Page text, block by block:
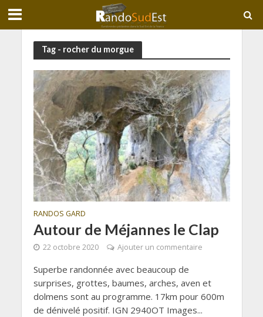
Tag - rocher du morgue
RANDOS GARD
Autour de Méjannes le Clap
22 octobre 2020 Ajouter un commentaire
Superbe randonnée avec beaucoup de
surprises, grottes, baumes, arches, aven et
dolmens sont au programme. 17km pour 600m
de dénivelé positif. IGN 2940OT Images...